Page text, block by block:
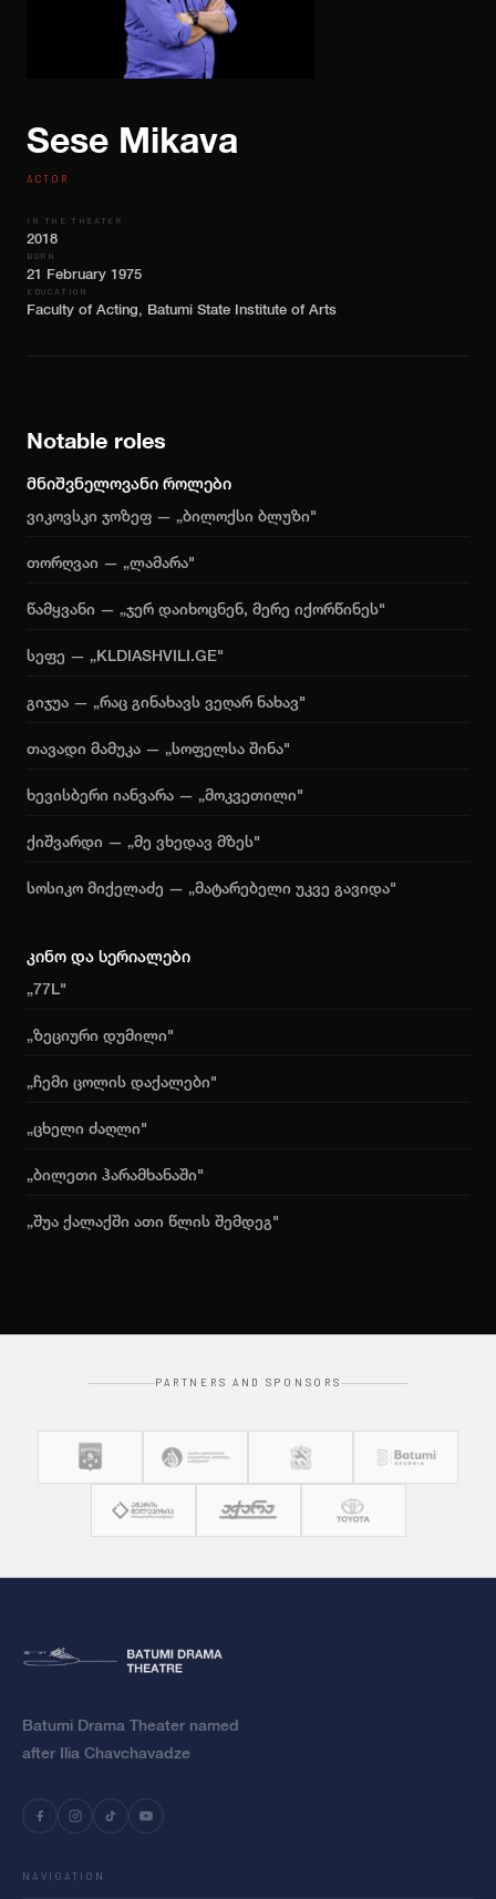
Sese Mikava
ACTOR
IN THE THEATER
2018
BORN
21 February 1975
EDUCATION
Faculty of Acting, Batumi State Institute of Arts
Notable roles
მნიშვნელოვანი როლები
ვიკოვსკი ჯოზეფ — „ბილოქსი ბლუზი"
თორღვაი — „ლამარა"
წამყვანი — „ჯერ დაიხოცნენ, მერე იქორწინეს"
სეფე — „KLDIASHVILI.GE"
გიჯუა — „რაც გინახავს ვეღარ ნახავ"
თავადი მამუკა — „სოფელსა შინა"
ხევისბერი იანვარა — „მოკვეთილი"
ქიშვარდი — „მე ვხედავ მზეს"
სოსიკო მიქელაძე — „მატარებელი უკვე გავიდა"
კინო და სერიალები
„77L"
„ზეციური დუმილი"
„ჩემი ცოლის დაქალები"
„ცხელი ძაღლი"
„ბილეთი ჰარამხანაში"
„შუა ქალაქში ათი წლის შემდეგ"
PARTNERS AND SPONSORS
Batumi Drama Theater named
after Ilia Chavchavadze
NAVIGATION